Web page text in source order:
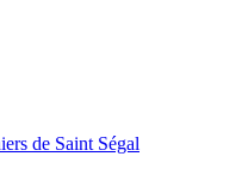
de Saint Ségal